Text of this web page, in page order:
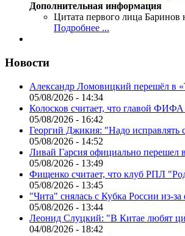
Дополнительная информация
Цитата первого лица Баринов
Подробнее ...
Новости
Александр Ломовицкий перешёл в
05/08/2026 - 14:34
Колосков считает, что главой
05/08/2026 - 16:42
Георгий Джикия: "Надо
05/08/2026 - 14:52
Ливай Гарсия официально перешел
05/08/2026 - 13:49
Фищенко считает, что клуб РПЛ
05/08/2026 - 13:45
"Чита" снялась с Кубка России из-
05/08/2026 - 13:44
Леонид Слуцкий: "В Китае любят
04/08/2026 - 18:42